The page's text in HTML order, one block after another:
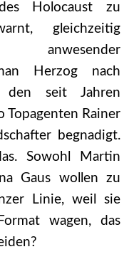
des Holocaust zu
gleichzeitig
Herzog nach
den seit Jahren
Topagenten Rainer
begnadigt.
Sowohl Martin
Gaus wollen zu
Linie, weil sie
wagen, das